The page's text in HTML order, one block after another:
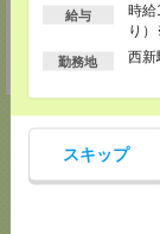
給与
時
り
勤務地 西新
スキップ
登録交通費
★今ならご来社登